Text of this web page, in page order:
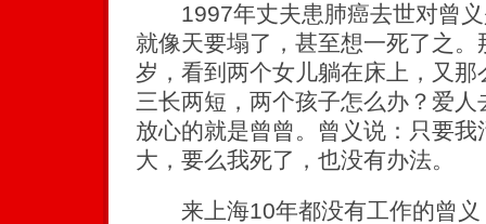
1997年丈夫患肺癌去世对曾义
就像天要塌了，甚至想一死了之
岁，看到两个女儿躺在床上，又
三长两短，两个孩子怎么办？爱
放心的就是曾曾。曾义说：只要
大，要么我死了，也没有办法。
来上海10年都没有工作的曾义